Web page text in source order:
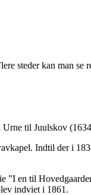
steder kan man
til Juulskov
Indtil der i
”I en til
indviet i 1861.